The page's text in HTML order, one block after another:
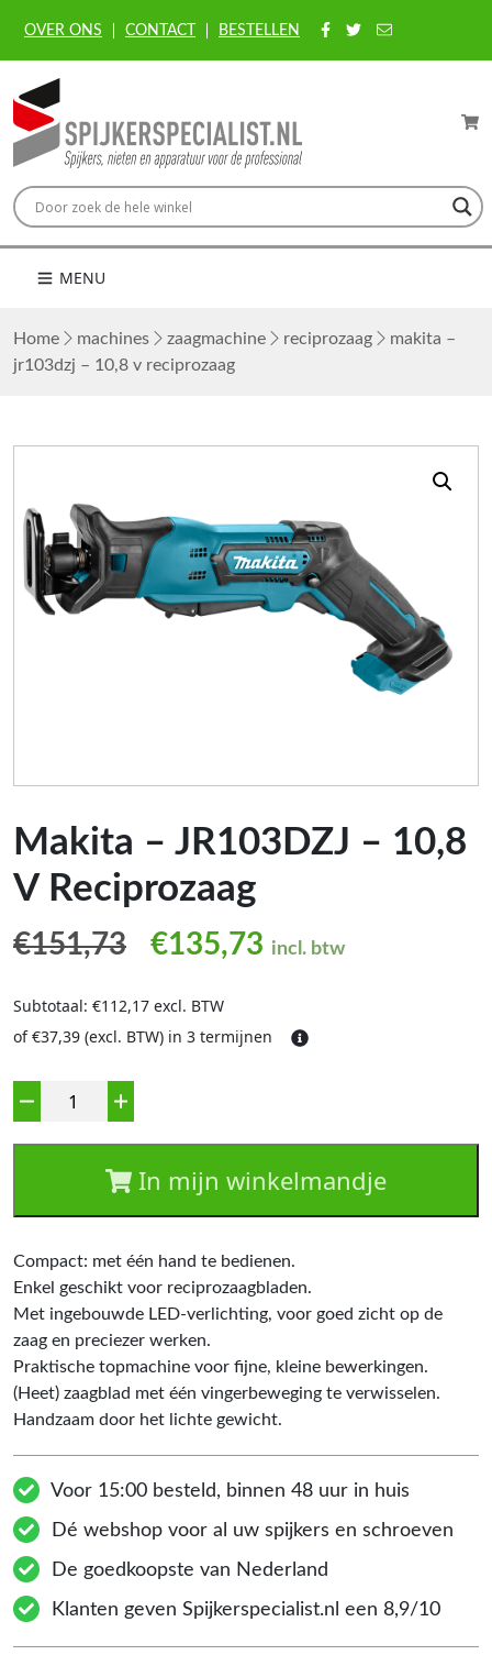
OVER ONS CONTACT BESTELLEN
MENU
Home machines zaagmachine reciprozaag
makita –
jr103dzj – 10,8 v reciprozaag
Makita – JR103DZJ – 10,8
V Reciprozaag
€151,73 Oorspronkelijke prijs
€135,73 Huidige prijs is:
incl. btw
Subtotaal: €112,17 excl. BTW
of €37,39 (excl. BTW) in 3 termijnen
Aantal
In mijn winkelmandje
Compact: met één hand te bedienen.
Enkel geschikt voor reciprozaagbladen.
Met ingebouwde LED-verlichting, voor goed zicht op de
zaag en preciezer werken.
Praktische topmachine voor fijne, kleine bewerkingen.
(Heet) zaagblad met één vingerbeweging te verwisselen.
Handzaam door het lichte gewicht.
Voor 15:00 besteld, binnen 48 uur in huis
Dé webshop voor al uw spijkers en schroeven
De goedkoopste van Nederland
Klanten geven Spijkerspecialist.nl een 8,9/10